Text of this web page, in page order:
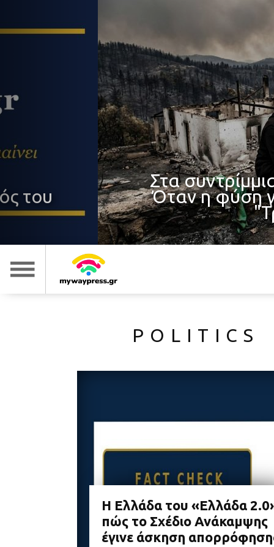
Σαμαράς: ο
στη σημερινή
POLITICS
Η Ελλάδα του «Ελλάδα
πώς το Σχέδιο Ανάκαμψης
έγινε άσκηση